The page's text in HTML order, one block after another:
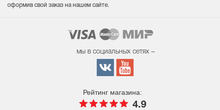
оформив свой заказ на нашем сайте.
мы в социальных сетях –
Рейтинг магазина:
4.9